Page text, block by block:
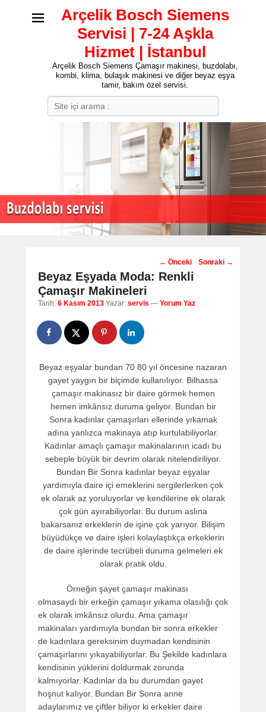
Arçelik Bosch Siemens
Servisi | 7-24 Aşkla
Hizmet | İstanbul
Arçelik Bosch Siemens Çamaşır makinesi, buzdolabı,
kombi, klima, bulaşık makinesi ve diğer beyaz eşya
tamir, bakım özel servisi.
Post
navigation
← Önceki Sonraki →
Beyaz Eşyada Moda: Renkli
Çamaşır Makineleri
Tarih: 6 Kasım 2013 Yazar: servis — Yorum Yaz
Beyaz eşyalar bundan 70 80 yıl öncesine nazaran
gayet yaygın bir biçimde kullanılıyor. Bilhassa
çamaşır makinasız bir daire görmek hemen
hemen imkânsız duruma geliyor. Bundan bir
Sonra kadınlar çamaşırları ellerinde yıkamak
adına yanlızca makinaya atıp kurtulabiliyorlar.
Kadınlar amaçlı çamaşır makinalarının icadı bu
sebeple büyük bir devrim olarak nitelendiriliyor.
Bundan Bir Sonra kadınlar beyaz eşyalar
yardımıyla daire içi emeklerini sergilerlerken çok
ek olarak az yoruluyorlar ve kendilerine ek olarak
çok gün ayırabiliyorlar. Bu durum aslına
bakarsanız erkeklerin de işine çok yarıyor. Bilişim
büyüdükçe ve daire işleri kolaylaştıkça erkeklerin
de daire işlerinde tecrübeli duruma gelmeleri ek
olarak pratik oldu.
Örneğin şayet çamaşır makinası
olmasaydı bir erkeğin çamaşır yıkama olasılığı çok
ek olarak imkânsız olurdu. Ama çamaşır
makinaları yardımıyla bundan bir sonra erkekler
de kadınlara gereksinim duymadan kendisinin
çamaşırlarını yıkayabiliyorlar. Bu Şekilde kadınlara
kendisinin yüklerini doldurmak zorunda
kalmıyorlar. Kadınlar da bu durumdan gayet
hoşnut kalıyor. Bundan Bir Sonra anne
adaylarımız ve çiftler biliyor ki erkekler daire